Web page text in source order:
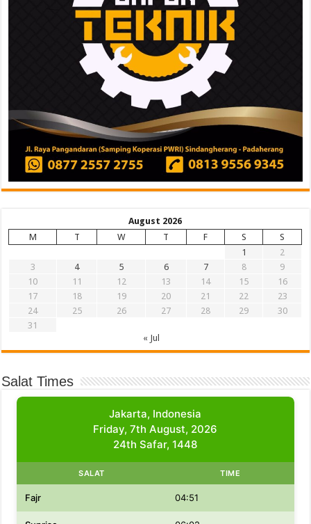
August 2026
M
T W T F S
S
1
2
3
4 5 6 7 8
9
10
11 12 13 14 15
16
17
18 19 20 21 22
23
24
25 26 27 28 29
30
31
« Jul
Salat Times
Jakarta, Indonesia
Friday, 7th August, 2026
24th Safar, 1448
SALAT TIME
Fajr 04:51